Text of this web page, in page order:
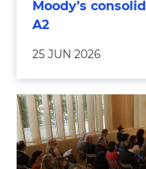
Moody’s
A2
25 JUN 2026